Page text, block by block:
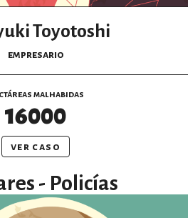
Toyotoshi
empresario
malhabidas
16000
ver caso
- Policías